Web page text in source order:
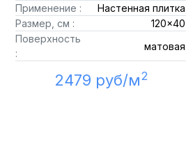
Применение :
Настенная плитка
Размер, см :
120x40
Поверхность
:
матовая
2479 руб/м2